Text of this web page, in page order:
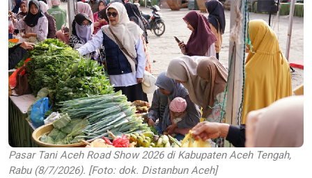
Pasar Tani Aceh Road Show 2026 di Kabupaten Aceh Tengah,
Rabu (8/7/2026). [Foto: dok. Distanbun Aceh]